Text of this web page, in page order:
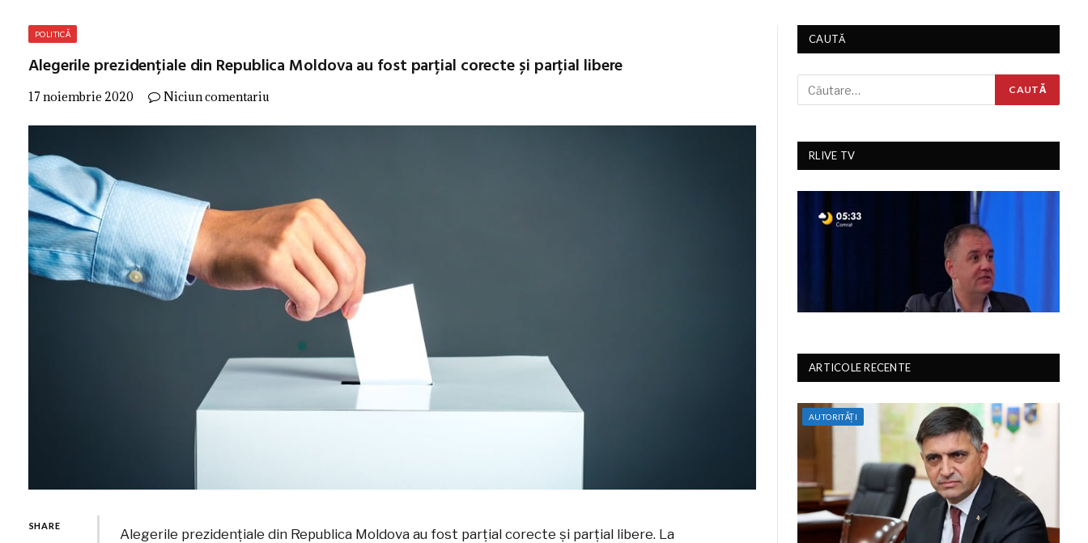
POLITICĂ
Alegerile prezidențiale din Republica Moldova au fost parțial corecte și parțial libere
17 noiembrie 2020 Niciun comentariu
SHARE
Alegerile prezidențiale din Republica Moldova au fost parțial corecte și parțial libere. La
CAUTĂ
RLIVE TV
ARTICOLE RECENTE
AUTORITĂȚI